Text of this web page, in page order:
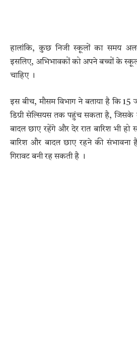
हालांकि, कुछ निजी स्कूलों का समय
इसलिए, अभिभावकों को अपने बच्चों के
चाहिए ।
इस बीच, मौसम विभाग ने बताया है कि 15
डिग्री सेल्सियस तक पहुंच सकता है, जिसके
बादल छाए रहेंगे और देर रात बारिश भी
बारिश और बादल छाए रहने की संभावना
गिरावट बनी रह सकती है ।